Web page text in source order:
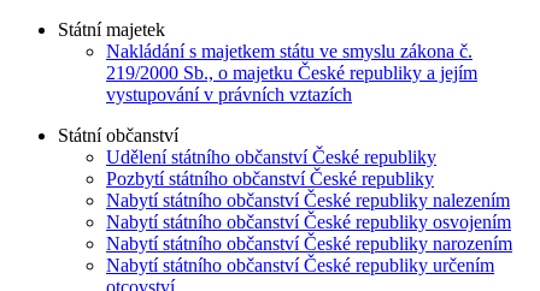
Státní majetek
Nakládání s majetkem státu ve smyslu zákona č.
219/2000 Sb., o majetku České republiky a jejím
vystupování v právních vztazích
Státní občanství
Udělení státního občanství České republiky
Pozbytí státního občanství České republiky
Nabytí státního občanství České republiky nalezením
Nabytí státního občanství České republiky osvojením
Nabytí státního občanství České republiky narozením
Nabytí státního občanství České republiky určením
otcovství